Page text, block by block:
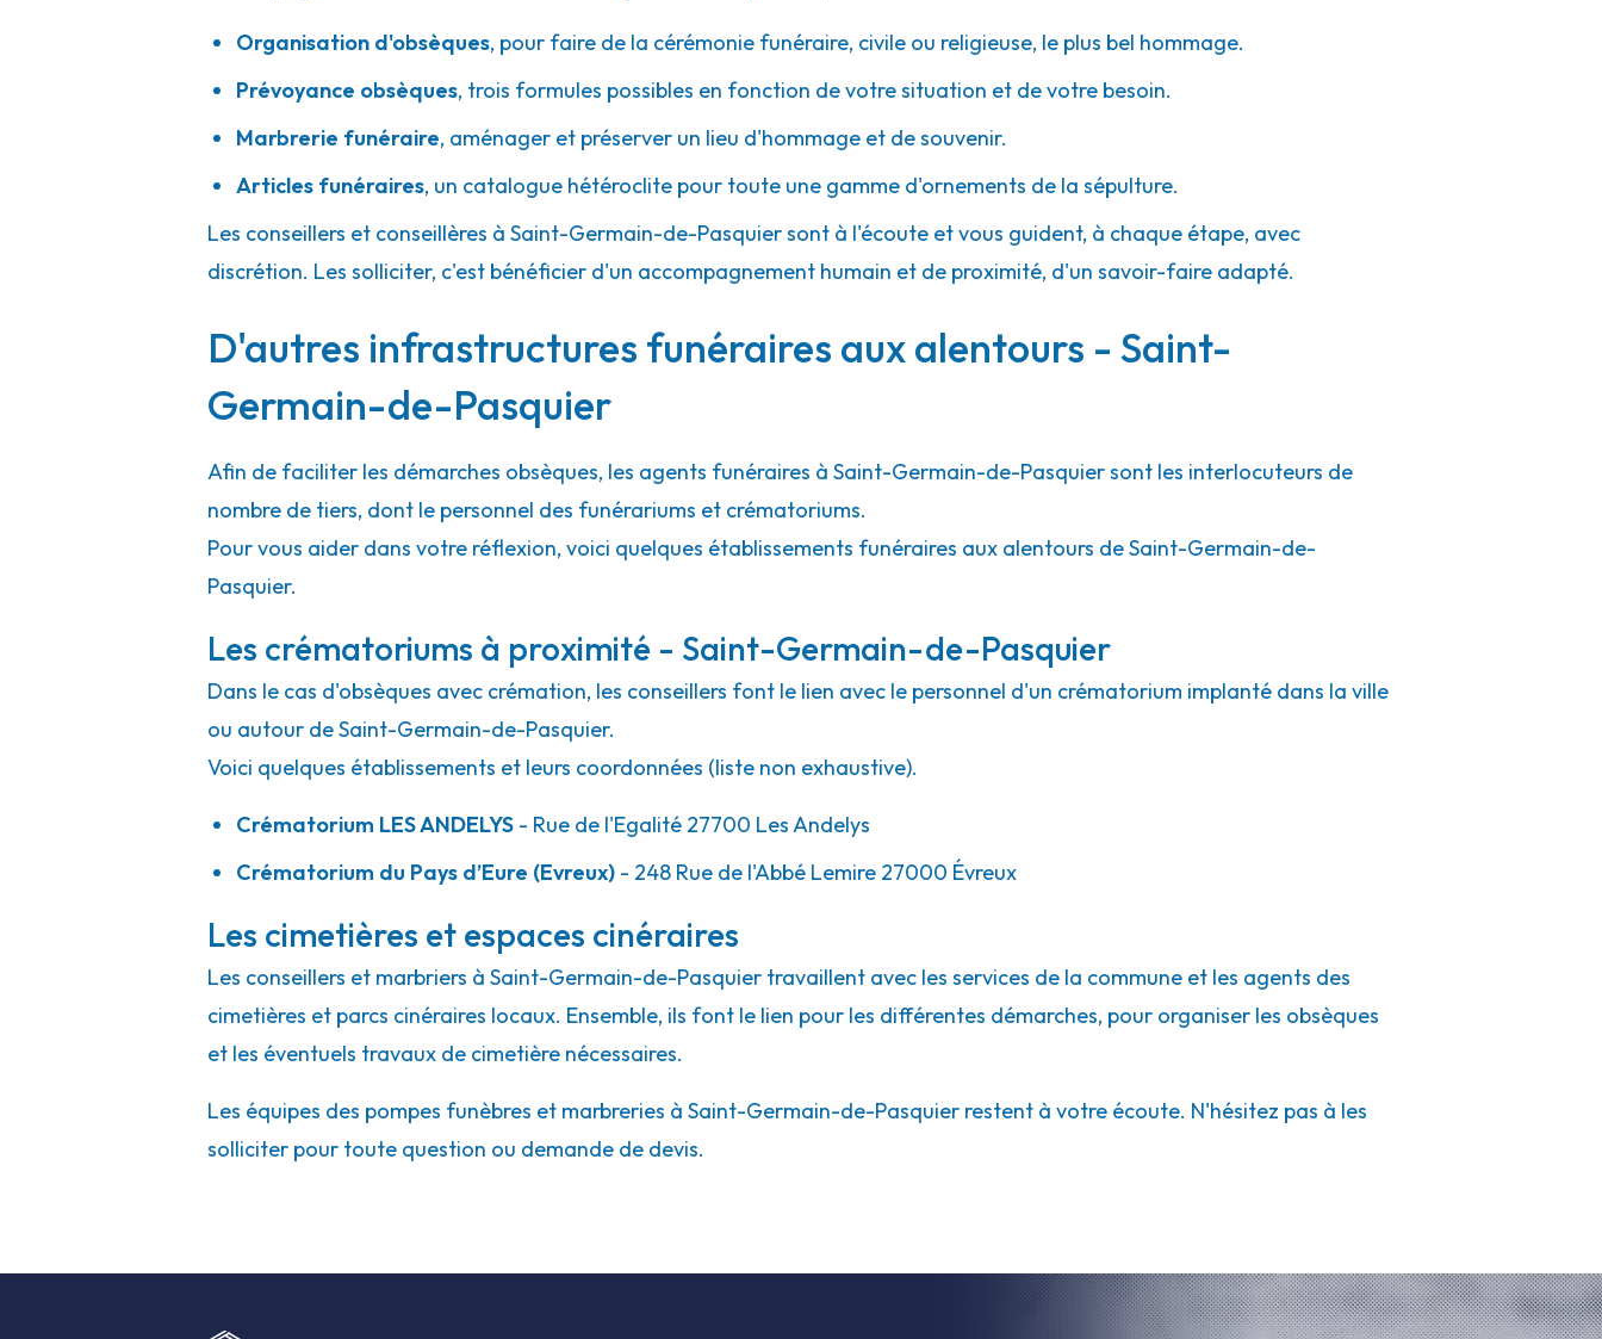
Organisation d'obsèques, pour faire de la cérémonie funéraire, civile ou religieuse, le plus bel hommage.
Prévoyance obsèques, trois formules possibles en fonction de votre situation et de votre besoin.
Marbrerie funéraire, aménager et préserver un lieu d'hommage et de souvenir.
Articles funéraires, un catalogue hétéroclite pour toute une gamme d'ornements de la sépulture.
Les conseillers et conseillères à Saint-Germain-de-Pasquier sont à l'écoute et vous guident, à chaque étape, avec
discrétion. Les solliciter, c'est bénéficier d'un accompagnement humain et de proximité, d'un savoir-faire adapté.
D'autres infrastructures funéraires aux alentours - Saint-
Germain-de-Pasquier
Afin de faciliter les démarches obsèques, les agents funéraires à Saint-Germain-de-Pasquier sont les interlocuteurs de
nombre de tiers, dont le personnel des funérariums et crématoriums.
Pour vous aider dans votre réflexion, voici quelques établissements funéraires aux alentours de Saint-Germain-de-
Pasquier.
Les crématoriums à proximité - Saint-Germain-de-Pasquier
Dans le cas d'obsèques avec crémation, les conseillers font le lien avec le personnel d'un crématorium implanté dans la ville
ou autour de Saint-Germain-de-Pasquier.
Voici quelques établissements et leurs coordonnées (liste non exhaustive).
Crématorium LES ANDELYS - Rue de l'Egalité 27700 Les Andelys
Crématorium du Pays d’Eure (Evreux) - 248 Rue de l'Abbé Lemire 27000 Évreux
Les cimetières et espaces cinéraires
Les conseillers et marbriers à Saint-Germain-de-Pasquier travaillent avec les services de la commune et les agents des
cimetières et parcs cinéraires locaux. Ensemble, ils font le lien pour les différentes démarches, pour organiser les obsèques
et les éventuels travaux de cimetière nécessaires.
Les équipes des pompes funèbres et marbreries à Saint-Germain-de-Pasquier restent à votre écoute. N'hésitez pas à les
solliciter pour toute question ou demande de devis.